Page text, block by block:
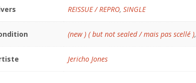
REISSUE / REPRO,SINGLE
(new ) ( but not sealed / mais pas scellé ),
Jericho Jones